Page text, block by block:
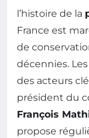
l’histoire de la
France est
de
décennies.
des acteurs
président du
François
propose